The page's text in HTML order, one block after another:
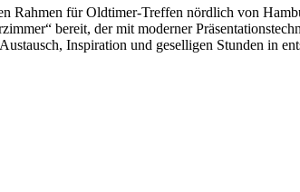
Rahmen für Oldtimer-Treffen nördlich von
bereit, der mit moderner
Inspiration und geselligen Stunden in